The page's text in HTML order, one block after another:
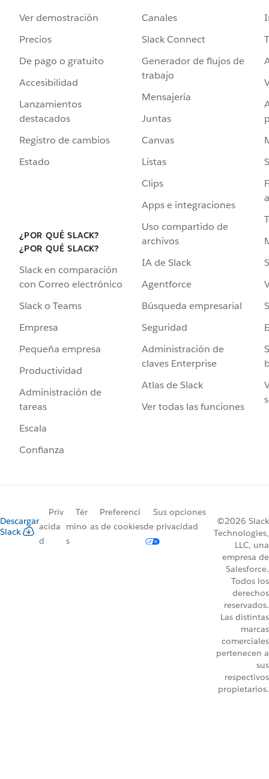
Ver demostración
Precios
De pago o gratuito
Accesibilidad
Lanzamientos
destacados
Registro de cambios
Estado
¿POR QUÉ SLACK?
¿POR QUÉ SLACK?
Slack en comparación
con Correo electrónico
Slack o Teams
Empresa
Pequeña empresa
Productividad
Administración de
tareas
Escala
Confianza
Canales
Slack Connect
Generador de flujos de
trabajo
Mensajería
Juntas
Canvas
Listas
Clips
Apps e integraciones
Uso compartido de
archivos
IA de Slack
Agentforce
Búsqueda empresarial
Seguridad
Administración de
claves Enterprise
Atlas de Slack
Ver todas las funciones
Descargar
Slack
Priv
acida
d
Tér
mino
s
Preferenci
as de cookies
Sus opciones
de privacidad
©2026 Slack
Technologies,
LLC, una
empresa de
Salesforce.
Todos los
derechos
reservados.
Las distintas
marcas
comerciales
pertenecen a
sus
respectivos
propietarios.